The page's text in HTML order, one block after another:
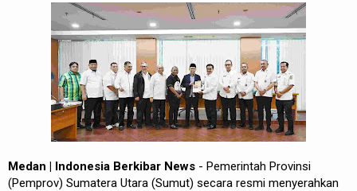
Medan | Indonesia Berkibar News - Pemerintah Provinsi
(Pemprov) Sumatera Utara (Sumut) secara resmi menyerahkan